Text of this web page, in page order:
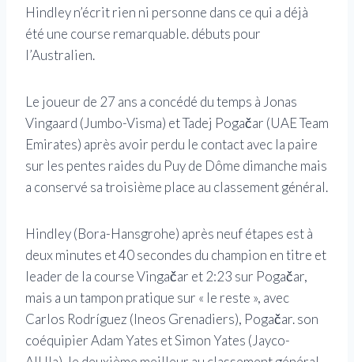
Hindley n’écrit rien ni personne dans ce qui a déjà
été une course remarquable. débuts pour
l’Australien.
Le joueur de 27 ans a concédé du temps à Jonas
Vingaard (Jumbo-Visma) et Tadej Pogačar (UAE Team
Emirates) après avoir perdu le contact avec la paire
sur les pentes raides du Puy de Dôme dimanche mais
a conservé sa troisième place au classement général.
Hindley (Bora-Hansgrohe) après neuf étapes est à
deux minutes et 40 secondes du champion en titre et
leader de la course Vingačar et 2:23 sur Pogačar,
mais a un tampon pratique sur « le reste », avec
Carlos Rodríguez (Ineos Grenadiers), Pogačar. son
coéquipier Adam Yates et Simon Yates (Jayco-